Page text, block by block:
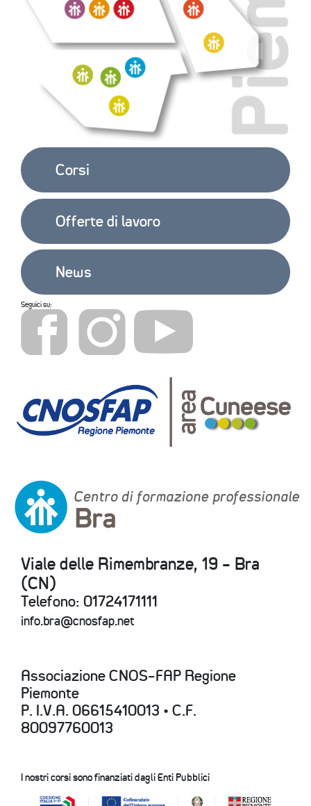
Corsi
Offerte di lavoro
News
Seguici su:
Viale delle Rimembranze, 19 - Bra
(CN)
Telefono: 01724171111
info.bra@cnosfap.net
Associazione CNOS-FAP Regione
Piemonte
P. I.V.A. 06615410013 • C.F.
80097760013
I nostri corsi sono finanziati dagli Enti Pubblici